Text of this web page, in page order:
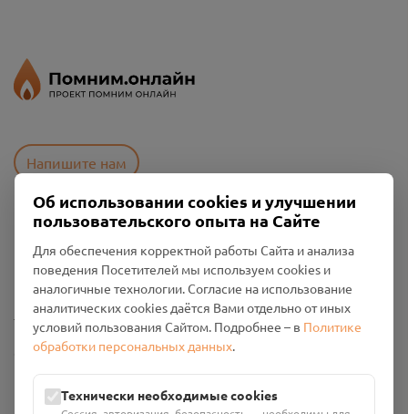
Напишите нам
Политика конфиденциальности
Промо-материалы
Настройки cookies
Общество с ограниченной ответственностью «Смоленский
Проект Помним»
ИНН: 6700029207 ОГРН: 1256700001986
Об использовании cookies и улучшении
пользовательского опыта на Сайте
Для обеспечения корректной работы Сайта и анализа
поведения Посетителей мы используем cookies и
аналогичные технологии. Согласие на использование
аналитических cookies даётся Вами отдельно от иных
условий пользования Сайтом. Подробнее – в Политике
обработки персональных данных.
Технически необходимые cookies